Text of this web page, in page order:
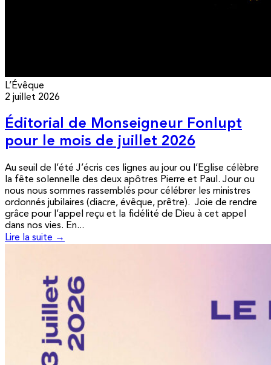
L’Évêque
2 juillet 2026
Éditorial de Monseigneur Fonlupt
pour le mois de juillet 2026
Au seuil de l’été J’écris ces lignes au jour ou l’Eglise célèbre
la fête solennelle des deux apôtres Pierre et Paul. Jour ou
nous nous sommes rassemblés pour célébrer les ministres
ordonnés jubilaires (diacre, évêque, prêtre). Joie de rendre
grâce pour l’appel reçu et la fidélité de Dieu à cet appel
dans nos vies. En...
Lire la suite →